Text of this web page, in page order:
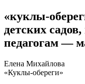
«куклы-
детских
педагогам —
Елена Михайлова
«Куклы-обереги»